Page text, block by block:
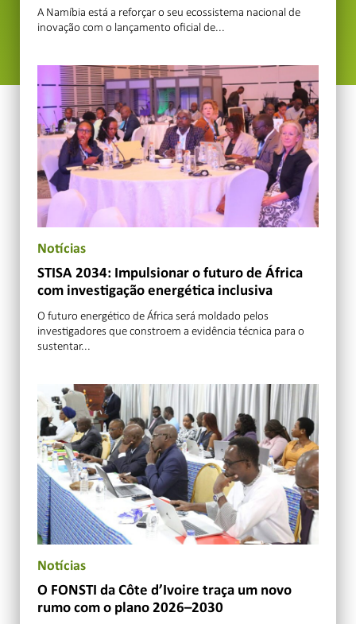
A Namíbia está a reforçar o seu ecossistema nacional de
inovação com o lançamento oficial de...
Notícias
STISA 2034: Impulsionar o futuro de África
com investigação energética inclusiva
O futuro energético de África será moldado pelos
investigadores que constroem a evidência técnica para o
sustentar...
Notícias
O FONSTI da Côte d’Ivoire traça um novo
rumo com o plano 2026–2030